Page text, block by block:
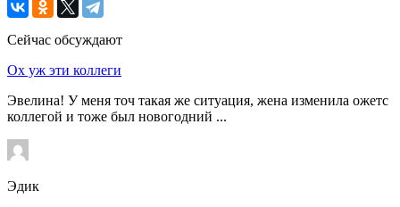
Сейчас обсуждают
Ох уж эти коллеги
Эвелина! У меня точ такая же ситуация, жена изменила ожетс
коллегой и тоже был новогодний ...
Эдик